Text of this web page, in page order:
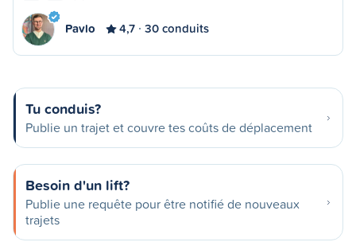
Pavlo 4,7 30 conduits
Tu conduis?
Publie un trajet et couvre tes coûts de déplacement
Besoin d'un lift?
Publie une requête pour être notifié de nouveaux
trajets